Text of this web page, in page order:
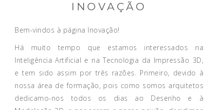
INOVAÇÃO
Bem-vindos à página Inovação!
Há muito tempo que estamos interessados na
Inteligência Artificial e na Tecnologia da Impressão 3D,
e tem sido assim por três razões. Primeiro, devido à
nossa área de formação, pois como somos arquitetos
dedicamo-nos todos os dias ao Desenho e à